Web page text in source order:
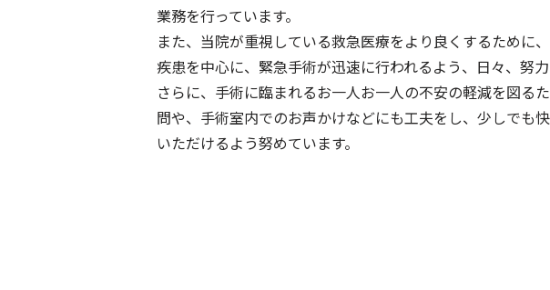
業務を行っています。
また、当院が重視している救急医療をより良くするために
疾患を中心に、緊急手術が迅速に行われるよう、日々、努力
さらに、手術に臨まれるお一人お一人の不安の軽減を図る
問や、手術室内でのお声かけなどにも工夫をし、少しでも
いただけるよう努めています。